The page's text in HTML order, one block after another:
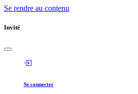
Se rendre au contenu
Invité
Se connecter